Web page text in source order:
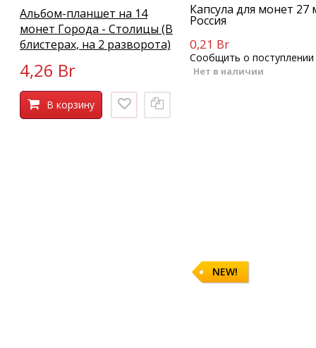
Альбом-планшет на 14
монет Города - Столицы (В
блистерах, на 2 разворота)
4,26 Br
В корзину
Капсула для монет 27
Россия
0,21 Br
Сообщить о поступлении
Нет в наличии
NEW!